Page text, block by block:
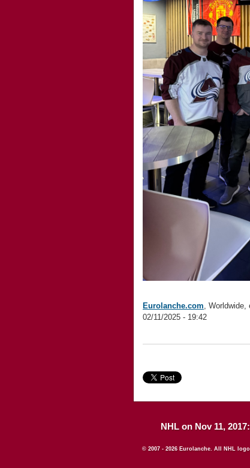
Eurolanche.com, Worldwide,
02/11/2025 - 19:42
NHL on Nov 11, 2017:
© 2007 - 2026 Eurolanche. All NHL